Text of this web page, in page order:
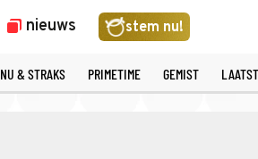
nieuws stem nu!
NU & STRAKS PRIMETIME GEMIST